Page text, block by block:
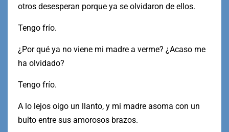
otros desesperan porque ya se olvidaron de ellos.
Tengo frío.
¿Por qué ya no viene mi madre a verme? ¿Acaso me
ha olvidado?
Tengo frío.
A lo lejos oigo un llanto, y mi madre asoma con un
bulto entre sus amorosos brazos.